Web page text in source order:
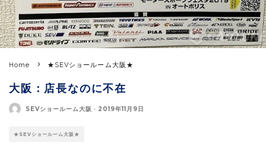
Home ★SEVショールーム大阪★
大阪：店長なのに不在
SEVショールーム大阪 · 2019年11月9日
★SEVショールーム大阪★